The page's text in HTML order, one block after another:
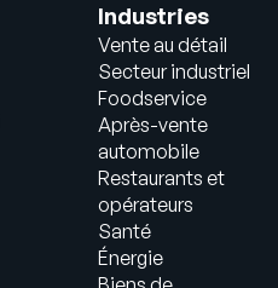
Industries
Vente au détail
Secteur industriel
Foodservice
Après-vente
automobile
Restaurants et
opérateurs
Santé
Énergie